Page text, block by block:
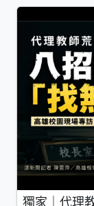
獨家｜代理